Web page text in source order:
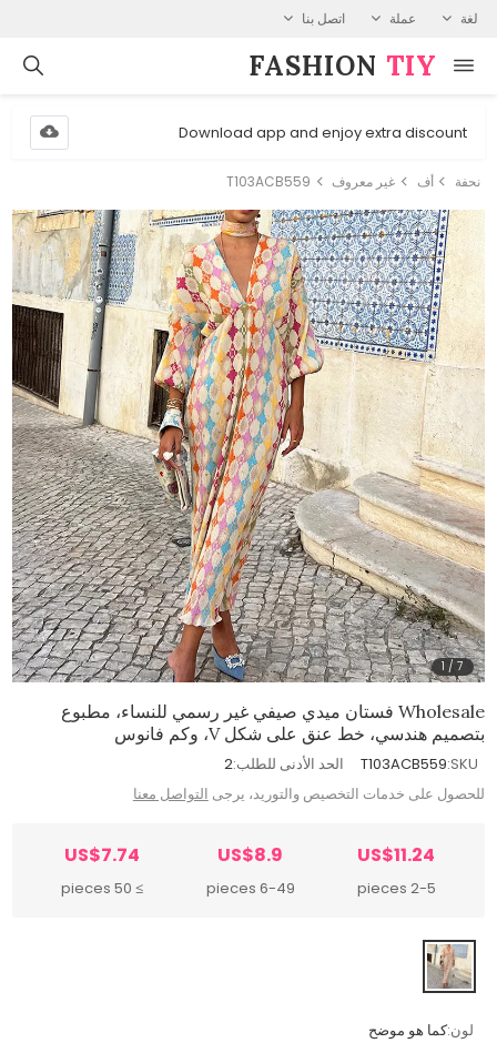
لغة عملة اتصل بنا
FASHION⁠ TIY
Download app and enjoy extra discount
نحفة أف غير معروف T103ACB559
1 /7
Wholesale فستان ميدي صيفي غير رسمي للنساء، مطبوع
بتصميم هندسي، خط عنق على شكل V، وكم فانوس
SKU:
T103ACB559 الحد الأدنى للطلب:2
للحصول على خدمات التخصيص والتوريد، يرجى التواصل معنا
US$11.24
2-5 pieces
US$8.9
6-49 pieces
US$7.74
≥ 50 pieces
لون:كما هو موضح